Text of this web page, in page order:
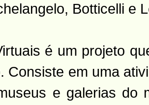
Botticelli e
é um projeto
Consiste em uma
e galerias do